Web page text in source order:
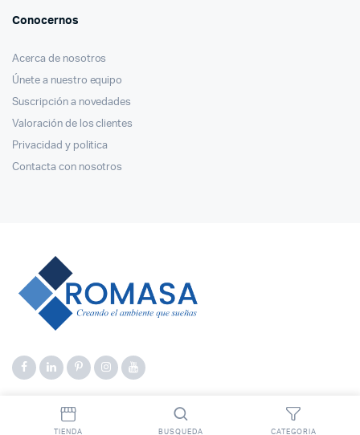
Conocernos
Acerca de nosotros
Únete a nuestro equipo
Suscripción a novedades
Valoración de los clientes
Privacidad y politica
Contacta con nosotros
TIENDA BUSQUEDA CATEGORIA